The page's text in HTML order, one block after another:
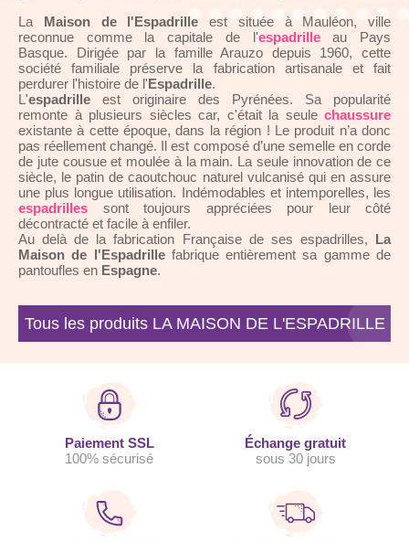
La Maison de l'Espadrille est située à Mauléon, ville
reconnue comme la capitale de l'espadrilleau Pays
Basque. Dirigée par la famille Arauzo depuis 1960, cette
société familiale préserve la fabrication artisanale et fait
perdurer l'histoire de l'Espadrille.
L'espadrille est originaire des Pyrénées. Sa popularité
remonte à plusieurs siècles car, c'était la seule chaussure
existante à cette époque, dans la région ! Le produit n’a donc
pas réellement changé. Il est composé d’une semelle en corde
de jute cousue et moulée à la main. La seule innovation de ce
siècle, le patin de caoutchouc naturel vulcanisé qui en assure
une plus longue utilisation. Indémodables et intemporelles, les
espadrilles sont toujours appréciées pour leur côté
décontracté et facile à enfiler.
Au delà de la fabrication Française de ses espadrilles, La
Maison de l'Espadrillefabrique entièrement sa gamme de
pantoufles en Espagne.
Tous les produits LA MAISON DE L'ESPADRILLE
Paiement SSL
100% sécurisé
Échange gratuit
sous 30 jours